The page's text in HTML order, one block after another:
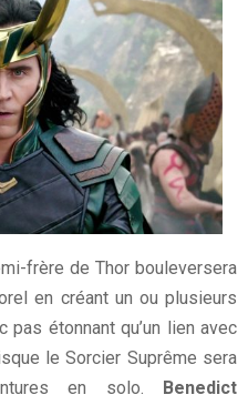
frère de Thor bouleversera
en créant un ou plusieurs
pas étonnant qu’un lien avec
le Sorcier Suprême sera
en solo. Benedict